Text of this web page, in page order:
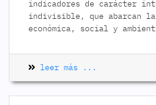
indicadores de carácter
indivisible, que abarcan
económica, social y
leer más ...